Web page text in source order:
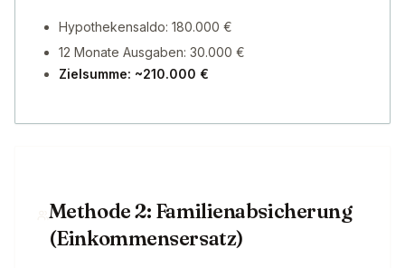
Hypothekensaldo: 180.000 €
12 Monate Ausgaben: 30.000 €
Zielsumme: ~210.000 €
Methode 2: Familienabsicherung
(Einkommensersatz)